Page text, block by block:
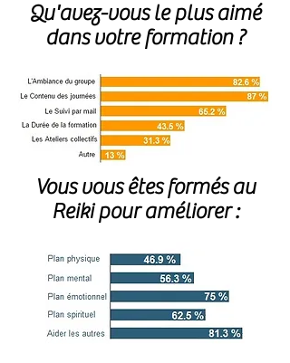
Qu'avez-vous le plus aimé
dans votre formation ?
Vous vous êtes formés au
Reiki pour améliorer :